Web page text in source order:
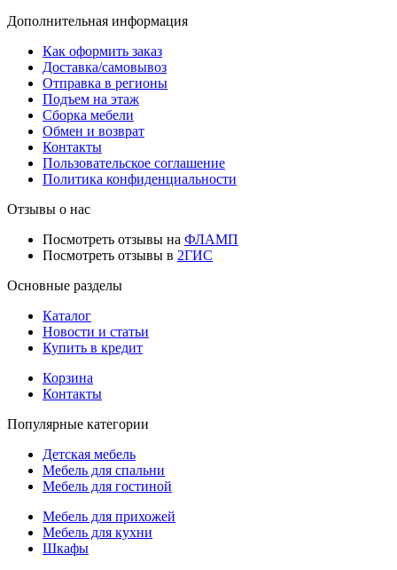
Дополнительная информация
Как оформить заказ
Доставка/самовывоз
Отправка в регионы
Подъем на этаж
Сборка мебели
Обмен и возврат
Контакты
Пользовательское соглашение
Политика конфиденциальности
Отзывы о нас
Посмотреть отзывы на ФЛАМП
Посмотреть отзывы в 2ГИС
Основные разделы
Каталог
Новости и статьи
Купить в кредит
Корзина
Контакты
Популярные категории
Детская мебель
Мебель для спальни
Мебель для гостиной
Мебель для прихожей
Мебель для кухни
Шкафы